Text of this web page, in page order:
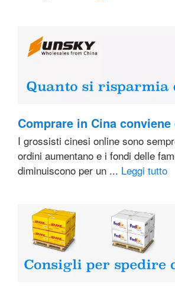
Comprare in Cina conviene
I grossisti cinesi online sono
ordini aumentano e i fondi delle
diminuiscono per un ... Leggi tutto